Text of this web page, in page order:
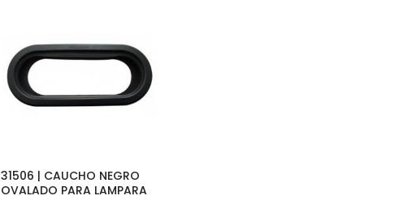
31506 | CAUCHO NEGRO
OVALADO PARA LAMPARA